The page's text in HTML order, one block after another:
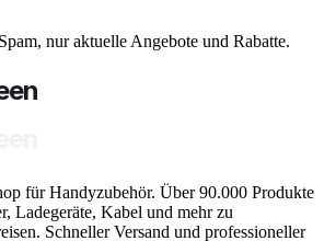
nur aktuelle Angebote und Rabatte.
für Handyzubehör. Über 90.000 Produkte
Ladegeräte, Kabel und mehr zu
Schneller Versand und professioneller